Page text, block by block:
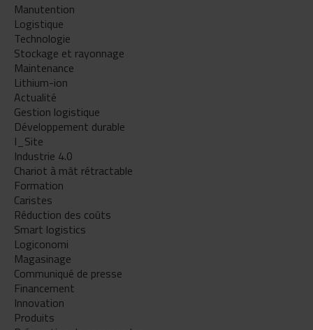
Manutention
Logistique
Technologie
Stockage et rayonnage
Maintenance
Lithium-ion
Actualité
Gestion logistique
Développement durable
I_Site
Industrie 4.0
Chariot à mât rétractable
Formation
Caristes
Réduction des coûts
Smart logistics
Logiconomi
Magasinage
Communiqué de presse
Financement
Innovation
Produits